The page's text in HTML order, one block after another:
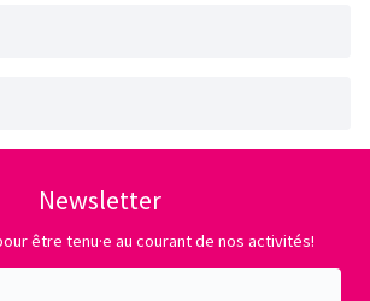
Newsletter
être tenu·e au courant de nos activités!